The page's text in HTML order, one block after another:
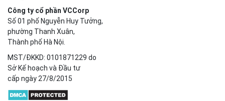
Công ty cổ phần VCCorp
Số 01 phố Nguyễn Huy Tưởng,
phường Thanh Xuân,
Thành phố Hà Nội.
MST/ĐKKD: 0101871229 do
Sở Kế hoạch và Đầu tư
cấp ngày 27/8/2015